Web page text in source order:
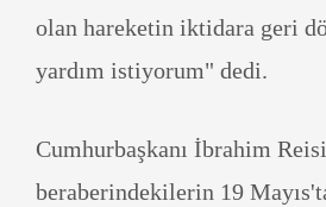
olan hareketin iktidara geri
yardım istiyorum" dedi.
Cumhurbaşkanı İbrahim
beraberindekilerin 19